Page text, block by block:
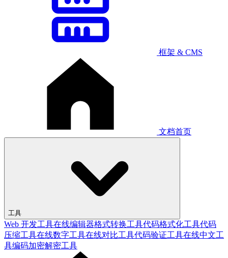
框架 & CMS
文档首页
工具
Web 开发工具在线编辑器格式转换工具代码格式化工具代码
压缩工具在线数字工具在线对比工具代码验证工具在线中文工
具编码加密解密工具